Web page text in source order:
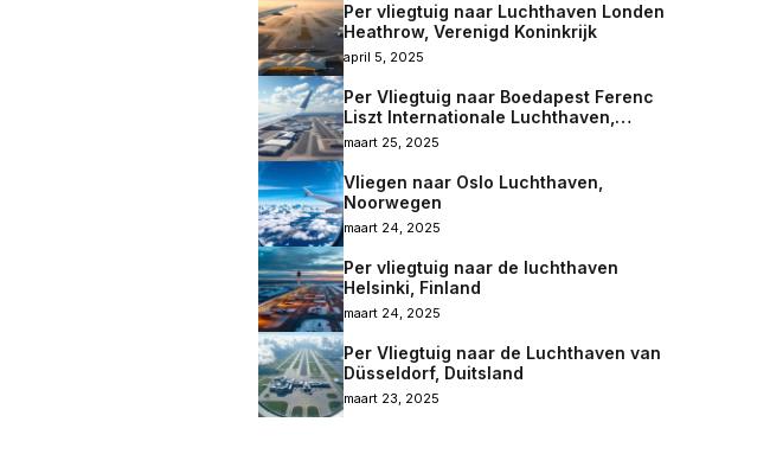
Per vliegtuig naar Luchthaven Londen
Heathrow, Verenigd Koninkrijk
april 5, 2025
Per Vliegtuig naar Boedapest Ferenc
Liszt Internationale Luchthaven,
Hongarije
maart 25, 2025
Vliegen naar Oslo Luchthaven,
Noorwegen
maart 24, 2025
Per vliegtuig naar de luchthaven
Helsinki, Finland
maart 24, 2025
Per Vliegtuig naar de Luchthaven van
Düsseldorf, Duitsland
maart 23, 2025